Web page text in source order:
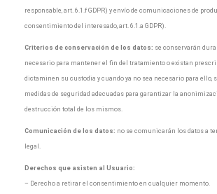
responsable, art. 6.1.f GDPR) y envío de comunicaciones de
consentimiento del interesado, art. 6.1.a GDPR).
Criterios de conservación de los datos: se conservarán
necesario para mantener el fin del tratamiento o existan
dictaminen su custodia y cuando ya no sea necesario para ello,
medidas de seguridad adecuadas para garantizar la
destrucción total de los mismos.
Comunicación de los datos: no se comunicarán los datos a
legal.
Derechos que asisten al Usuario:
– Derecho a retirar el consentimiento en cualquier momento.